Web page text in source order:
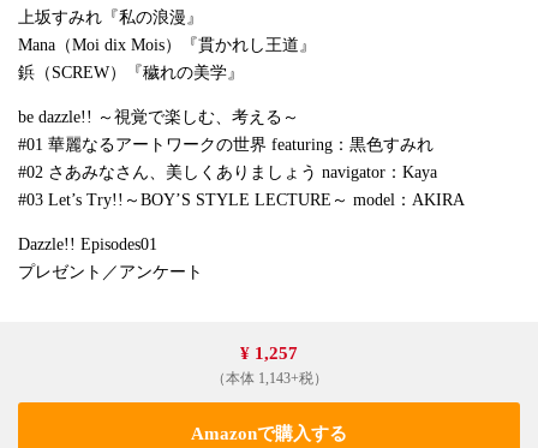
上坂すみれ『私の浪漫』
Mana（Moi dix Mois）『貫かれし王道』
鋲（SCREW）『穢れの美学』
be dazzle!! ～視覚で楽しむ、考える～
#01 華麗なるアートワークの世界 featuring：黒色すみれ
#02 さあみなさん、美しくありましょう navigator：Kaya
#03 Let’s Try!!～BOY’S STYLE LECTURE～ model：AKIRA
Dazzle!! Episodes01
プレゼント／アンケート
¥ 1,257
（本体 1,143+税）
Amazonで購入する